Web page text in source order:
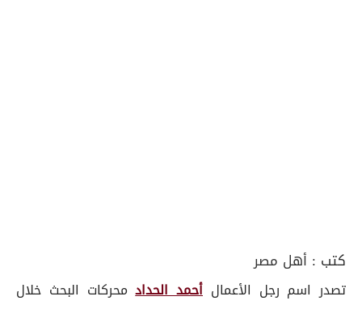
كتب : أهل مصر
تصدر اسم رجل الأعمال أحمد الحدادمحركات البحث خلال